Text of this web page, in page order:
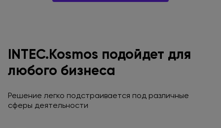
INTEC.Kosmos подойдет для
любого бизнеса
Решение легко подстраивается под различные
сферы деятельности